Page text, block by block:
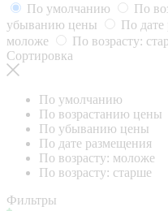
По умолчанию
По
убыванию цены
По дате
моложе
По возрасту:
Сортировка
По умолчанию
По возрастанию цены
По убыванию цены
По дате размещения
По возрасту: моложе
По возрасту: старше
Фильтры